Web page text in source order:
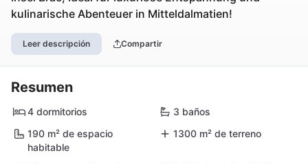
kulinarische Abenteuer in Mitteldalmatien!
Leer descripción Compartir
Resumen
4 dormitorios
3 baños
190 m² de espacio
habitable
1300 m² de terreno